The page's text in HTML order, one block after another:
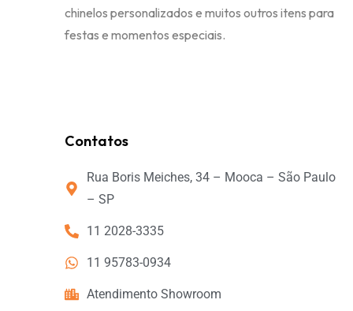
chinelos personalizados e muitos outros itens para
festas e momentos especiais.
Contatos
Rua Boris Meiches, 34 – Mooca – São Paulo
– SP
11 2028-3335
11 95783-0934
Atendimento Showroom